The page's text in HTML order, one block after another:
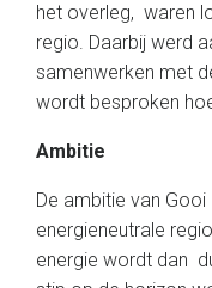
het overleg, waren
regio. Daarbij werd
samenwerken met
wordt besproken
Ambitie
De ambitie van
energieneutrale
energie wordt dan